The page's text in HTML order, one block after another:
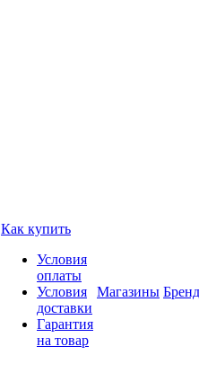
Как купить
Условия
оплаты
Условия
доставки
Гарантия
на товар
Магазины